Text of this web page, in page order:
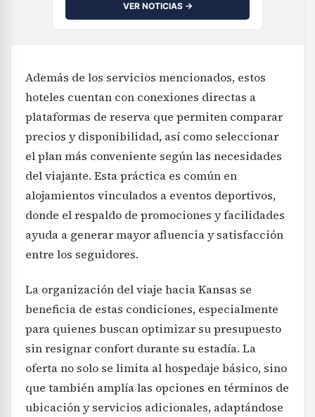
VER NOTICIAS →
Además de los servicios mencionados, estos
hoteles cuentan con conexiones directas a
plataformas de reserva que permiten comparar
precios y disponibilidad, así como seleccionar
el plan más conveniente según las necesidades
del viajante. Esta práctica es común en
alojamientos vinculados a eventos deportivos,
donde el respaldo de promociones y facilidades
ayuda a generar mayor afluencia y satisfacción
entre los seguidores.
La organización del viaje hacia Kansas se
beneficia de estas condiciones, especialmente
para quienes buscan optimizar su presupuesto
sin resignar confort durante su estadía. La
oferta no solo se limita al hospedaje básico, sino
que también amplía las opciones en términos de
ubicación y servicios adicionales, adaptándose